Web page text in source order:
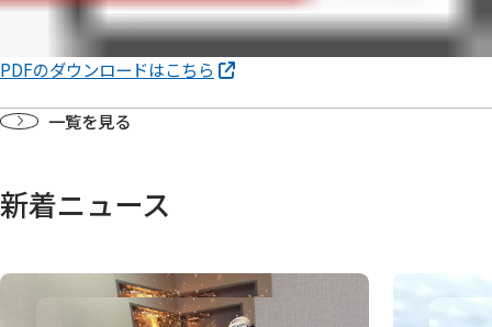
PDFのダウンロードはこちら
一覧を見る
新着ニュース